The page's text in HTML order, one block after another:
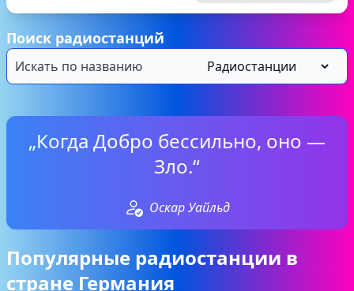
Поиск радиостанций
„Когда Добро бессильно, оно —
Зло.“
Оскар Уайльд
Популярные радиостанции в
стране Германия